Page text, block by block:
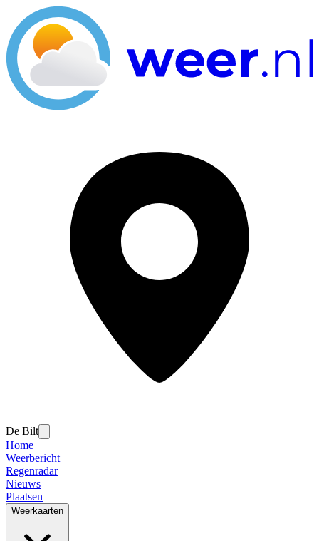
De Bilt
Home
Weerbericht
Regenradar
Nieuws
Plaatsen
Weerkaarten